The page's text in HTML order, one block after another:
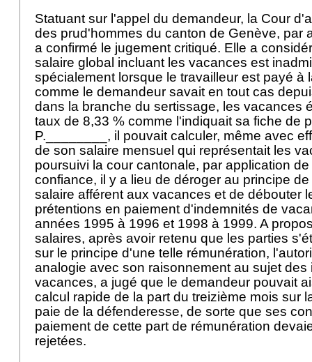
Statuant sur l'appel du demandeur, la Cour
des prud'hommes du canton de Genève, par
a confirmé le jugement critiqué. Elle a
salaire global incluant les vacances est
spécialement lorsque le travailleur est payé à
comme le demandeur savait en tout cas
dans la branche du sertissage, les vacances
taux de 8,33 % comme l'indiquait sa fiche de
P.________, il pouvait calculer, même avec
de son salaire mensuel qui représentait les
poursuivi la cour cantonale, par application
confiance, il y a lieu de déroger au principe
salaire afférent aux vacances et de débouter
prétentions en paiement d'indemnités de
années 1995 à 1996 et 1998 à 1999. A
salaires, après avoir retenu que les parties
sur le principe d'une telle rémunération,
analogie avec son raisonnement au sujet des
vacances, a jugé que le demandeur pouvait
calcul rapide de la part du treizième mois sur
paie de la défenderesse, de sorte que ses
paiement de cette part de rémunération
rejetées.